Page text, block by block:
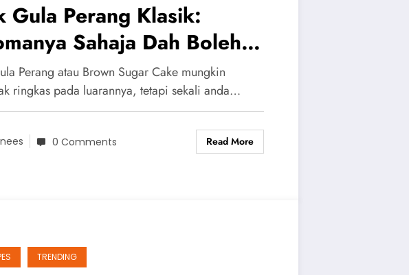
Gula Perang Klasik:
Sahaja Dah Boleh
Satu Rumah Terpikat!
Perang atau Brown Sugar Cake mungkin
ringkas pada luarannya, tetapi sekali anda…
0 Comments Read More
TRENDING